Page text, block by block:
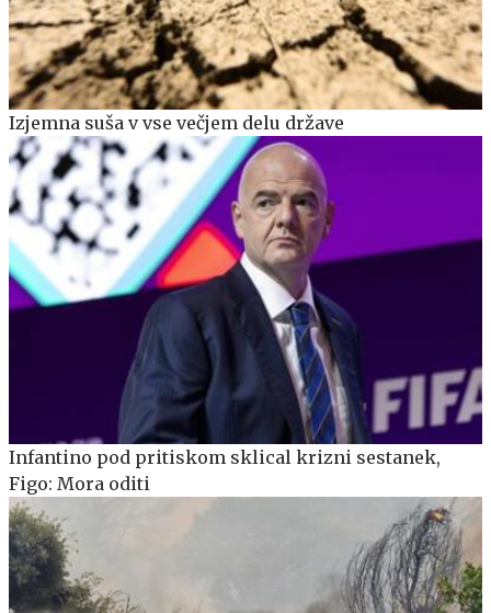
Izjemna suša v vse večjem delu države
Infantino pod pritiskom sklical krizni sestanek,
Figo: Mora oditi